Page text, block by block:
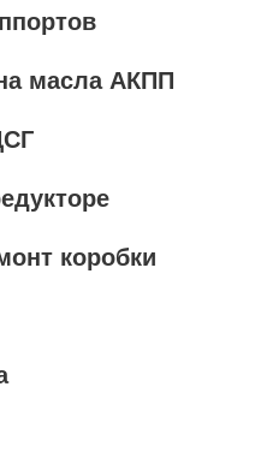
масла АКПП
коробки